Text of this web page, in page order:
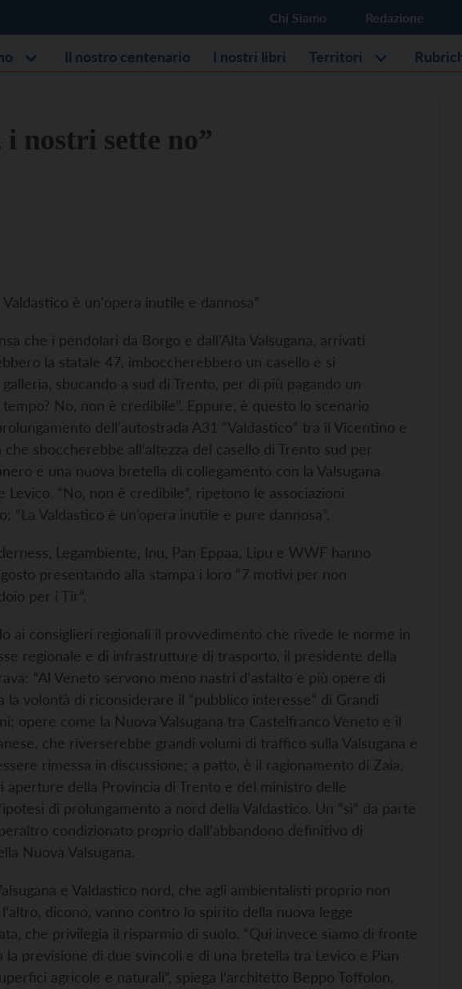
Chi Siamo Redazione
Il nostro centenario I nostri libri Territori
nostri sette no”
è un'opera inutile e dannosa”
che i pendolari da Borgo e dall’Alta Valsugana, arrivati
la statale 47, imboccherebbero un casello e si
sbucando a sud di Trento, per di più pagando un
No, non è credibile”. Eppure, è questo lo scenario
dell’autostrada A31 “Valdastico” tra il Vicentino e
sboccherebbe all’altezza del casello di Trento sud per
e una nuova bretella di collegamento con la Valsugana
Levico. “No, non è credibile”, ripetono le associazioni
“La Valdastico è un’opera inutile e pure dannosa”.
Legambiente, Inu, Pan Eppaa, Lipu e WWF hanno
presentando alla stampa i loro “7 motivi per non
per i Tir”.
ai consiglieri regionali il provvedimento che rivede le norme in
regionale e di infrastrutture di trasporto, il presidente della
“Al Veneto servono meno nastri d’asfalto e più opere di
la volontà di riconsiderare il “pubblico interesse” di Grandi
opere come la Nuova Valsugana tra Castelfranco Veneto e il
che riverserebbe grandi volumi di traffico sulla Valsugana e
rimessa in discussione; a patto, è il ragionamento di Zaia,
della Provincia di Trento e del ministro delle
di prolungamento a nord della Valdastico. Un “sì” da parte
condizionato proprio dall’abbandono definitivo di
Nuova Valsugana.
e Valdastico nord, che agli ambientalisti proprio non
dicono, vanno contro lo spirito della nuova legge
che privilegia il risparmio di suolo. “Qui invece siamo di fronte
previsione di due svincoli e di una bretella tra Levico e Pian
agricole e naturali”, spiega l’architetto Beppo Toffolon,